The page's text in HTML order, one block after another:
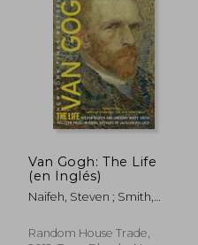
45%
dcto.
$ 236.963
$ 130.330
Van Gogh: The Life
(en Inglés)
Naifeh, Steven ; Smith,
Random House Trade,